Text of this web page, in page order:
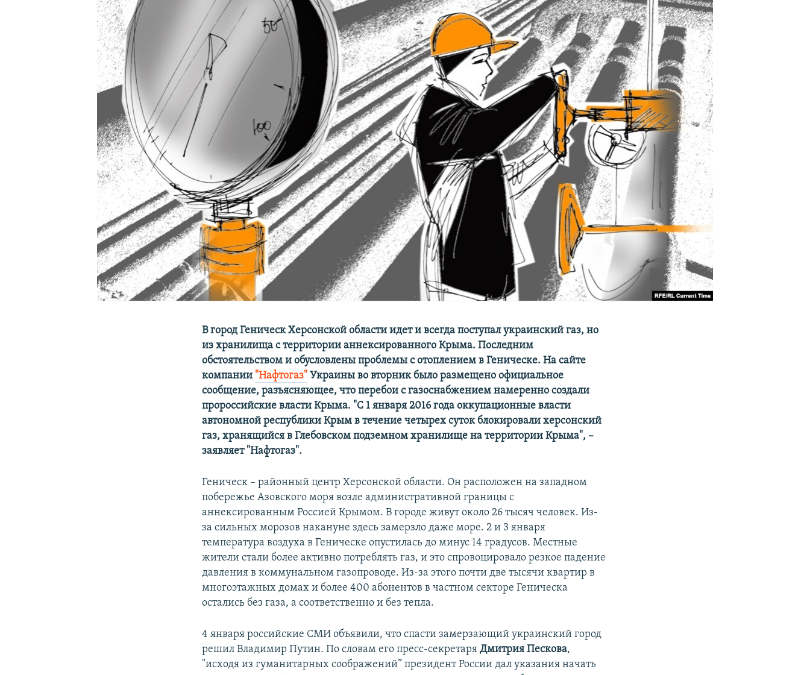
КРЫМ.НЕПОКОРЕННЫЙ
УКРАИНСКАЯ ПРОБЛЕМА КРЫМА
В город Геническ Херсонской области идет и всегда поступал украинский газ, но
из хранилища с территории аннексированного Крыма. Последним
обстоятельством и обусловлены проблемы с отоплением в Геническе. На сайте
компании "Нафтогаз" Украины во вторник было размещено официальное
сообщение, разъясняющее, что перебои с газоснабжением намеренно создали
пророссийские власти Крыма. "С 1 января 2016 года оккупационные власти
автономной республики Крым в течение четырех суток блокировали херсонский
газ, хранящийся в Глебовском подземном хранилище на территории Крыма", –
заявляет "Нафтогаз".
Геническ – районный центр Херсонской области. Он расположен на западном
побережье Азовского моря возле административной границы с
аннексированным Россией Крымом. В городе живут около 26 тысяч человек. Из-
за сильных морозов накануне здесь замерзло даже море. 2 и 3 января
температура воздуха в Геническе опустилась до минус 14 градусов. Местные
жители стали более активно потреблять газ, и это спровоцировало резкое падение
давления в коммунальном газопроводе. Из-за этого почти две тысячи квартир в
многоэтажных домах и более 400 абонентов в частном секторе Геническа
остались без газа, а соответственно и без тепла.
4 января российские СМИ объявили, что спасти замерзающий украинский город
решил Владимир Путин. По словам его пресс-секретаряДмитрия Пескова,
"исходя из гуманитарных соображений” президент России дал указания начать